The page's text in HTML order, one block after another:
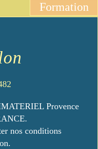
Formation
Provence
nos conditions